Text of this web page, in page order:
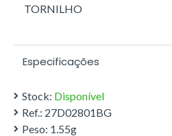
TORNILHO
Especificações
Stock: Disponível
Ref.: 27D02801BG
Peso: 1.55g